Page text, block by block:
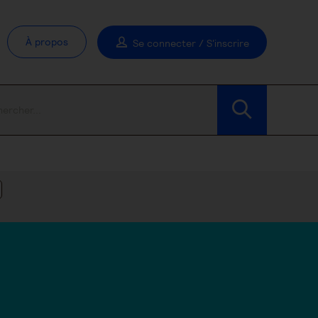
À propos Se connecter / S'inscrire